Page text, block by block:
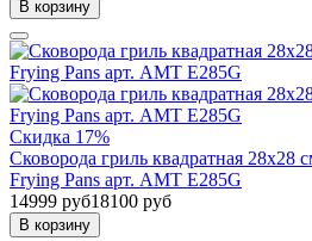
В корзину
Скидка 17%
Сковорода гриль квадратная 28х28
Frying Pans арт. AMT E285G
14999 руб18100 руб
В корзину